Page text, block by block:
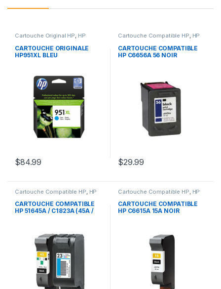
Cartouche Original HP, HP
CARTOUCHE ORIGINALE
HP951XL BLEU
$84.99
Cartouche Compatible HP, HP
CARTOUCHE COMPATIBLE
HP C6656A 56 NOIR
$29.99
Cartouche Compatible HP HP
CARTOUCHE COMPATIBLE
HP 51645A / C1823A (45A /
Cartouche Compatible HP HP
CARTOUCHE COMPATIBLE
HP C6615A 15A NOIR